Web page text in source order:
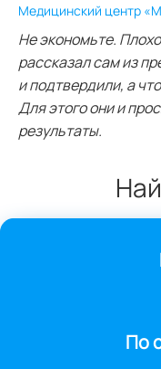
Медицинский центр
Не экономьте.
рассказал сам из
и подтвердили, а
Для этого они и
результаты.
По